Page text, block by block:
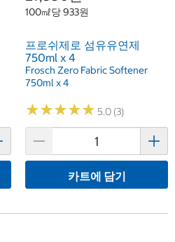
100㎖당 933원
프로쉬제로 섬유유연제
750ml x 4
Frosch Zero Fabric Softener
750ml x 4
★★★★★
★★★★★ 5.0 (3)
카트에 담기